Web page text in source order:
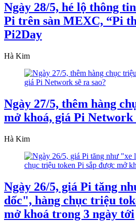
Ngày 28/5, hé lộ thông
Pi trên sàn MEXC, “Pi
Pi2Day
Hà Kim
Ngày 27/5, thêm hàng
mở khoá, giá Pi Network
Hà Kim
Ngày 26/5, giá Pi tăng
dốc", hàng chục triệu
mở khoá trong 3 ngày tới